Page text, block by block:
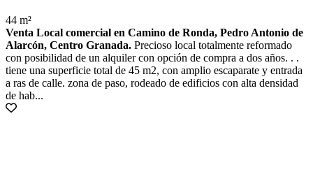
44 m²
Venta Local comercial en Camino de Ronda, Pedro Antonio de
Alarcón, Centro Granada. Precioso local totalmente reformado
con posibilidad de un alquiler con opción de compra a dos años. . .
tiene una superficie total de 45 m2, con amplio escaparate y entrada
a ras de calle. zona de paso, rodeado de edificios con alta densidad
de hab...